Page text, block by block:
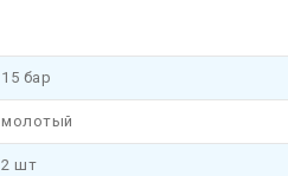
15 бар
молотый
2 шт